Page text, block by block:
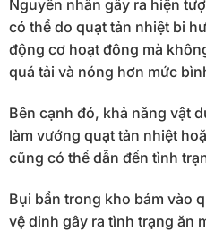
Nguyên nhân gây ra hiện
có thể do quạt tản nhiệt bi
động cơ hoạt đông mà
quá tải và nóng hơn mức
Bên cạnh đó, khả năng vật
làm vướng quạt tản nhiệt
cũng có thể dẫn đến tình
Bụi bẩn trong kho bám vào
vệ dinh gây ra tình trạng ăn